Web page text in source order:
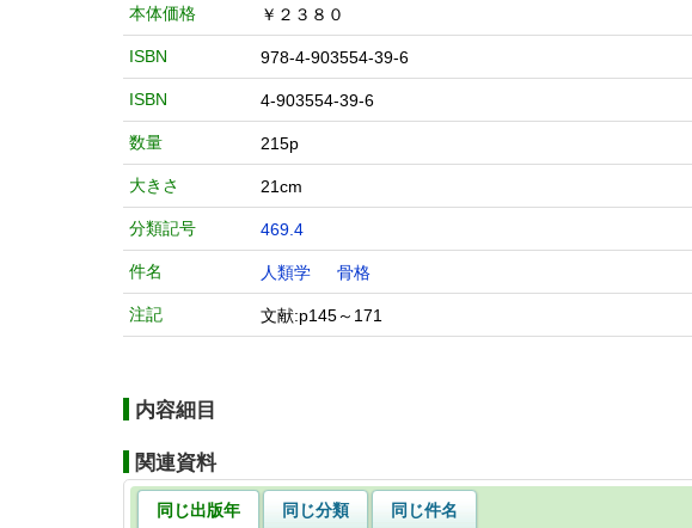
本体価格 ￥２３８０
ISBN 978-4-903554-39-6
ISBN 4-903554-39-6
数量 215p
大きさ 21cm
分類記号 469.4
件名 人類学 骨格
注記 文献:p145～171
内容細目
関連資料
同じ出版年 同じ分類 同じ件名